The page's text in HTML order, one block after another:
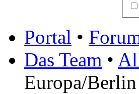
Portal •
Das Team •
Europa/